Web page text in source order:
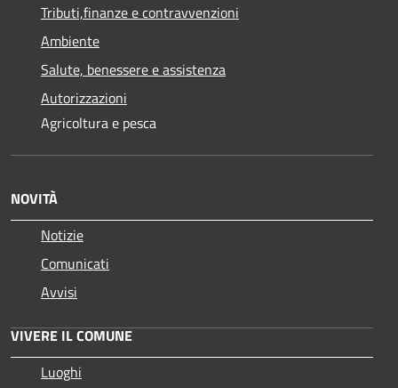
Tributi,finanze e contravvenzioni
Ambiente
Salute, benessere e assistenza
Autorizzazioni
Agricoltura e pesca
NOVITÀ
Notizie
Comunicati
Avvisi
VIVERE IL COMUNE
Luoghi